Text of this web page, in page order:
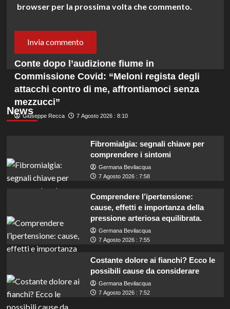
browser per la prossima volta che commento.
News
Conte dopo l’audizione fiume in
Commissione Covid: “Meloni regista degli
attacchi contro di me, affrontiamoci senza
mezzucci”
Giuseppe Recca 7 Agosto 2026 : 8:10
Fibromialgia: segnali chiave per
comprendere i sintomi
Germana Bevilacqua
7 Agosto 2026 : 7:58
Comprendere l’ipertensione:
cause, effetti e importanza della
pressione arteriosa equilibrata.
Germana Bevilacqua
7 Agosto 2026 : 7:55
Costante dolore ai fianchi? Ecco le
possibili cause da considerare
Germana Bevilacqua
7 Agosto 2026 : 7:52